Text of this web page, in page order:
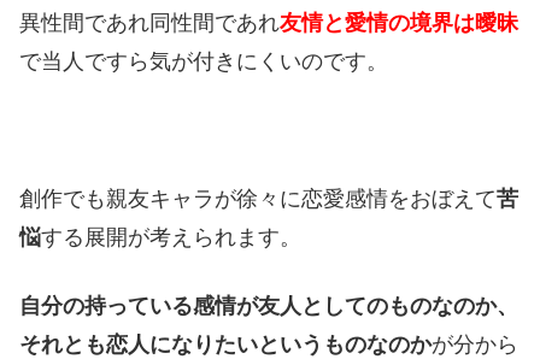
異性間であれ同性間であれ友情と愛情の境界は曖昧
で当人ですら気が付きにくいのです。
創作でも親友キャラが徐々に恋愛感情をおぼえて苦
悩する展開が考えられます。
自分の持っている感情が友人としてのものなのか、
それとも恋人になりたいというものなのかが分から